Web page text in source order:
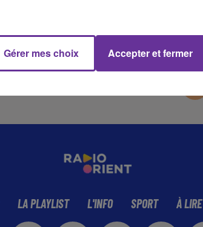
LA PLAYLIST L'INFO SPORT À LIRE
Gérer mes choix Accepter et fermer